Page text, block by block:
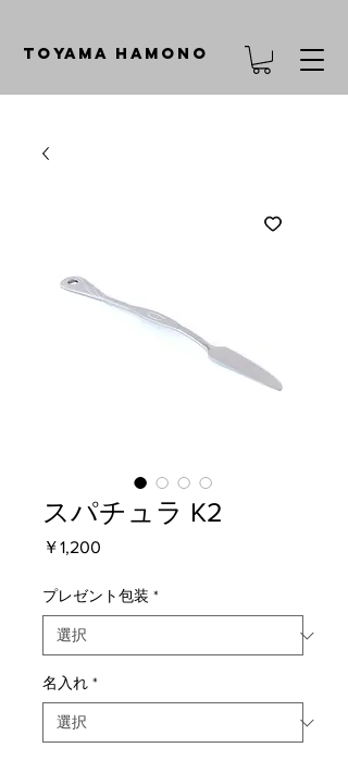
TOYAMA HAMONO
スパチュラ K2
￥1,200
プレゼント包装 *
名入れ *